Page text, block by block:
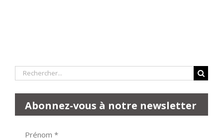
Rechercher:
Abonnez-vous à notre newsletter
Prénom *